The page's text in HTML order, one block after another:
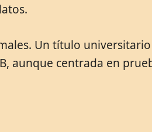
Un título
aunque centrada en